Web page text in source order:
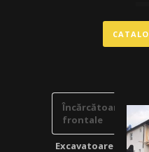
Încărcătoare
frontale
Excavatoare